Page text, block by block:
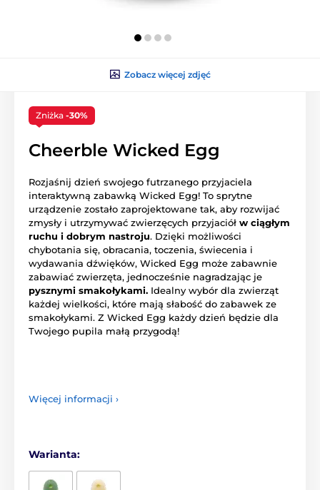
Zobacz więcej zdjęć
Zniżka -30%
Cheerble Wicked Egg
Rozjaśnij dzień swojego futrzanego przyjaciela
interaktywną zabawką Wicked Egg! To sprytne
urządzenie zostało zaprojektowane tak, aby rozwijać
zmysły i utrzymywać zwierzęcych przyjaciół w ciągłym
ruchu i dobrym nastroju. Dzięki możliwości
chybotania się, obracania, toczenia, świecenia i
wydawania dźwięków, Wicked Egg może zabawnie
zabawiać zwierzęta, jednocześnie nagradzając je
pysznymi smakołykami. Idealny wybór dla zwierząt
każdej wielkości, które mają słabość do zabawek ze
smakołykami. Z Wicked Egg każdy dzień będzie dla
Twojego pupila małą przygodą!
Więcej informacji ›
Warianta: